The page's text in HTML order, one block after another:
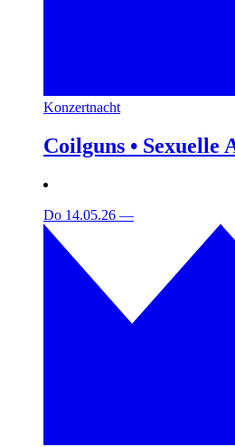
Konzertnacht
Coilguns • Sexuelle
Do 14.05.26 —